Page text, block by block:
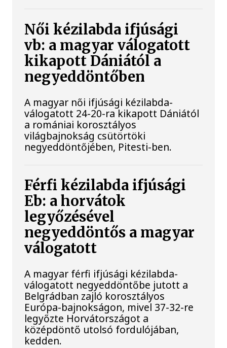
Női kézilabda ifjúsági
vb: a magyar válogatott
kikapott Dániától a
negyeddöntőben
A magyar női ifjúsági kézilabda-
válogatott 24-20-ra kikapott Dániától
a romániai korosztályos
világbajnokság csütörtöki
negyeddöntőjében, Pitesti-ben.
Férfi kézilabda ifjúsági
Eb: a horvátok
legyőzésével
negyeddöntős a magyar
válogatott
A magyar férfi ifjúsági kézilabda-
válogatott negyeddöntőbe jutott a
Belgrádban zajló korosztályos
Európa-bajnokságon, mivel 37-32-re
legyőzte Horvátországot a
középdöntő utolsó fordulójában,
kedden.